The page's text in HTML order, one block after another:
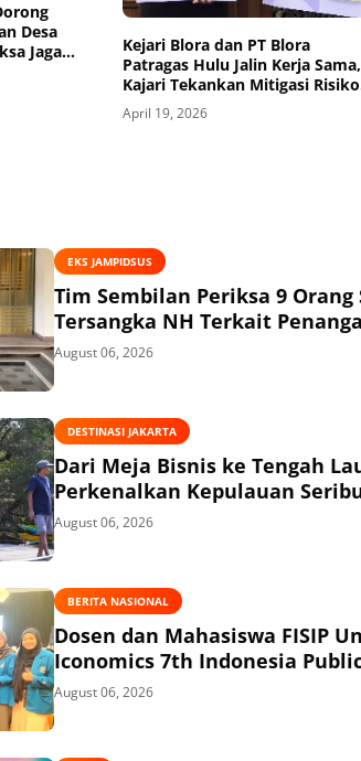
Desa
Jaga
Kejari Blora dan PT Blora
Patragas Hulu Jalin Kerja Sama,
Kajari Tekankan Mitigasi Risiko
Hukum
April 19, 2026
EKS JAMPIDSUS
Tim Sembilan Periksa 9 Orang Saksi dan
Tersangka NH Terkait
August 06, 2026
DESTINASI JAKARTA
Dari Meja Bisnis ke Tengah
Perkenalkan Kepulauan
August 06, 2026
BERITA NASIONAL
Dosen dan Mahasiswa FISIP
Iconomics 7th Indonesia
August 06, 2026